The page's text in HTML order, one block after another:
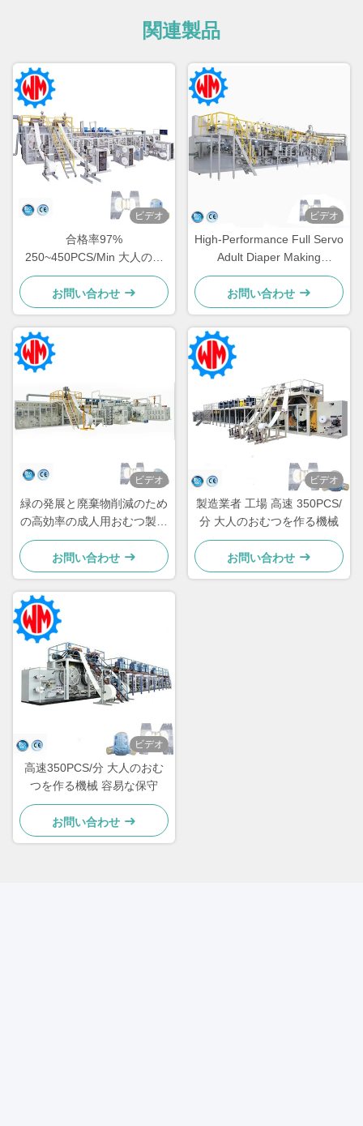
関連製品
ビデオ
合格率97%
250~450PCS/Min 大人のお
むつを作る機械 プロのデザ
イン
お問い合わせ
ビデオ
High-Performance Full Servo
Adult Diaper Making
Machine for Large-Scale
Production Needs
お問い合わせ
ビデオ
緑の発展と廃棄物削減のため
の高効率の成人用おむつ製作
機械
お問い合わせ
ビデオ
製造業者 工場 高速 350PCS/
分 大人のおむつを作る機械
お問い合わせ
ビデオ
高速350PCS/分 大人のおむ
つを作る機械 容易な保守
お問い合わせ